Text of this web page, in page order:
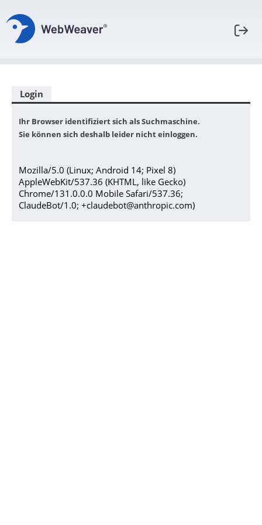
Login
Ihr Browser identifiziert sich als Suchmaschine.
Sie können sich deshalb leider nicht einloggen.
Mozilla/5.0 (Linux; Android 14; Pixel 8)
AppleWebKit/537.36 (KHTML, like Gecko)
Chrome/131.0.0.0 Mobile Safari/537.36;
ClaudeBot/1.0; +claudebot@anthropic.com)